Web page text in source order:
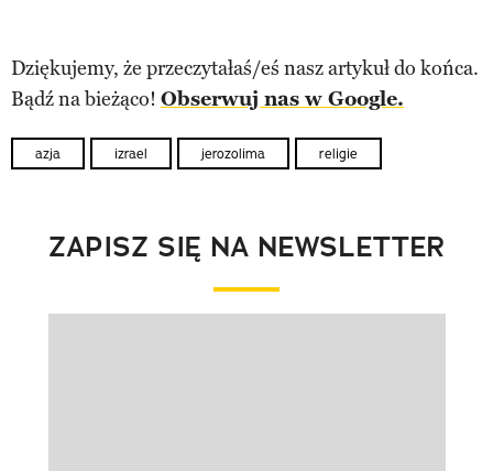
Dziękujemy, że przeczytałaś/eś nasz artykuł do końca.
Bądź na bieżąco! Obserwuj nas w Google.
azja izrael jerozolima religie
ZAPISZ SIĘ NA NEWSLETTER